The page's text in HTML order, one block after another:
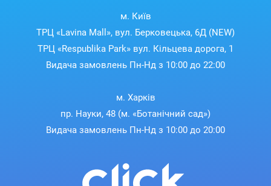
м. Київ
ТРЦ «Lavina Mall», вул. Берковецька, 6Д (NEW)
ТРЦ «Respublika Park» вул. Кільцева дорога, 1
Видача замовлень Пн-Нд з 10:00 до 22:00
м. Харків
пр. Науки, 48 (м. «Ботанічний сад»)
Видача замовлень Пн-Нд з 10:00 до 20:00